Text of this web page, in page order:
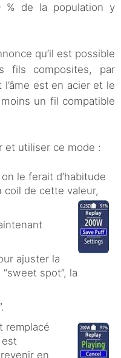
% de la population y
qu’il est possible
fils composites, par
est en acier et le
un fil compatible
et utiliser ce mode :
le ferait d’habitude
coil de cette valeur,
ajuster la
spot”, la
remplacé
est
en